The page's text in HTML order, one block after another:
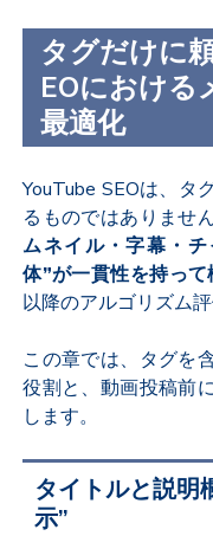
タグだけに
EOにおける
最適化
YouTube SEOは、タ
るものではありませ
ムネイル・字幕・
体”が一貫性を持っ
以降のアルゴリズム
この章では、タグを
役割と、動画投稿前
します。
タイトルと説明
示”